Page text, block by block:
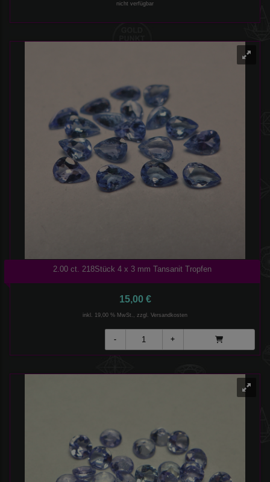
nicht verfügbar
2.00 ct. 218Stück 4 x 3 mm Tansanit Tropfen
15,00 €
inkl. 19,00 % MwSt., zzgl. Versandkosten